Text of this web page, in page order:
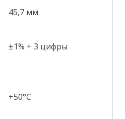
45,7 мм
±1% + 3 цифры
+50°С